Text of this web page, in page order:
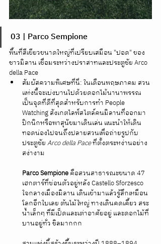
03 | Parco Sempione
พื้นที่สีเขียวขนาดใหญ่ที่เปรียบเสมือน "ปอด" ของ
ชาวมิลาน เชื่อมระหว่างปราสาทและประตูชัย Arco
della Pace
สัมผัสความพิเศษที่นี่: ในเดือนพฤษภาคม สวน
แห่งนี้จะเบ่งบานไปด้วยดอกไม้นานาพรรณ
เป็นจุดที่ดีที่สุดสำหรับการทำ People
Watching สังเกตไลฟ์สไตล์คนมิลานที่ออกมา
ปิกนิกหรือพาสุนัขมาเดินเล่น แนะนำให้เดิน
ทอดน่องไปจนถึงปลายสวนเพื่อถ่ายรูปกับ
ประตูชัย Arco della Pace ที่ตั้งตระหง่านอย่าง
สง่างาม
Parco Sempione คือสวนสาธารณะขนาด 47
เฮกตาร์ที่ซ่อนตัวอยู่หลัง Castello Sforzesco
ใจกลางเมืองมิลาน เดินเข้ามาแล้วรู้สึกเหมือน
โลกอีกใบเลย ต้นไม้ใหญ่ ทางเดินคดเคี้ยว สระ
น้ำเล็กๆ ที่มีเป็ดและเต่าอาศัยอยู่ และดอกไม้ที่
บานอยู่ทั่ว ชิลมากกก